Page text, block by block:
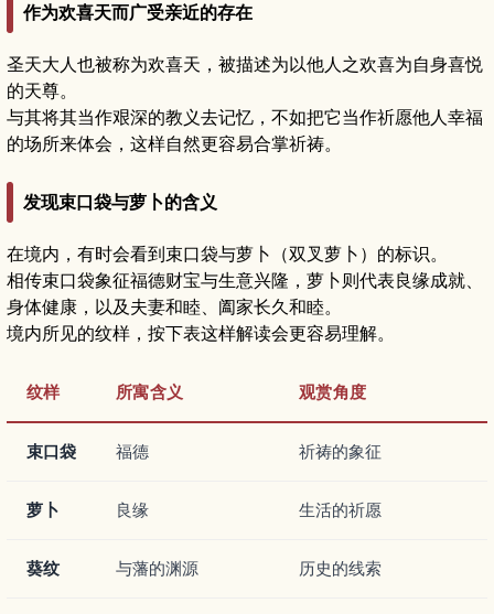
作为欢喜天而广受亲近的存在
圣天大人也被称为欢喜天，被描述为以他人之欢喜为自身喜悦
的天尊。
与其将其当作艰深的教义去记忆，不如把它当作祈愿他人幸福
的场所来体会，这样自然更容易合掌祈祷。
发现束口袋与萝卜的含义
在境内，有时会看到束口袋与萝卜（双叉萝卜）的标识。
相传束口袋象征福德财宝与生意兴隆，萝卜则代表良缘成就、
身体健康，以及夫妻和睦、阖家长久和睦。
境内所见的纹样，按下表这样解读会更容易理解。
纹样 所寓含义 观赏角度
束口袋 福德 祈祷的象征
萝卜 良缘 生活的祈愿
葵纹 与藩的渊源 历史的线索